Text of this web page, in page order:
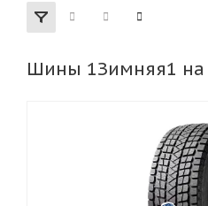
R22
155 165 185
285
Шины 1Зимняя1 на